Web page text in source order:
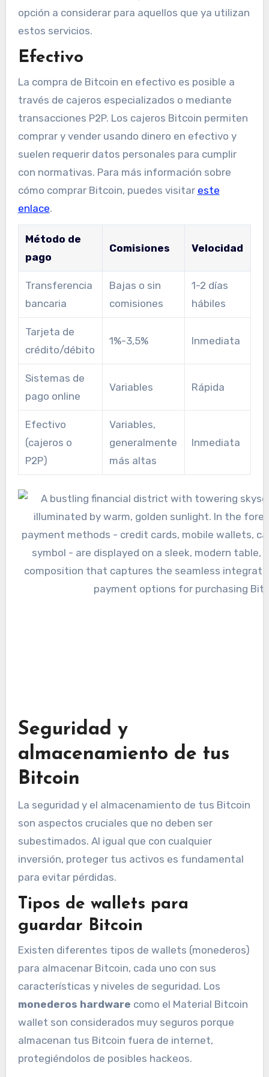
opción a considerar para aquellos que ya utilizan
estos servicios.
Efectivo
La compra de Bitcoin en efectivo es posible a
través de cajeros especializados o mediante
transacciones P2P. Los cajeros Bitcoin permiten
comprar y vender usando dinero en efectivo y
suelen requerir datos personales para cumplir
con normativas. Para más información sobre
cómo comprar Bitcoin, puedes visitar este
enlace.
Método de
pago
Comisiones Velocidad
Transferencia
bancaria
Bajas o sin
comisiones
1-2 días
hábiles
Tarjeta de
crédito/débito
1%-3,5% Inmediata
Sistemas de
pago online
Variables Rápida
Efectivo
(cajeros o
P2P)
Variables,
generalmente
más altas
Inmediata
Seguridad y
almacenamiento de tus
Bitcoin
La seguridad y el almacenamiento de tus Bitcoin
son aspectos cruciales que no deben ser
subestimados. Al igual que con cualquier
inversión, proteger tus activos es fundamental
para evitar pérdidas.
Tipos de wallets para
guardar Bitcoin
Existen diferentes tipos de wallets (monederos)
para almacenar Bitcoin, cada uno con sus
características y niveles de seguridad. Los
monederos hardware como el Material Bitcoin
wallet son considerados muy seguros porque
almacenan tus Bitcoin fuera de internet,
protegiéndolos de posibles hackeos.